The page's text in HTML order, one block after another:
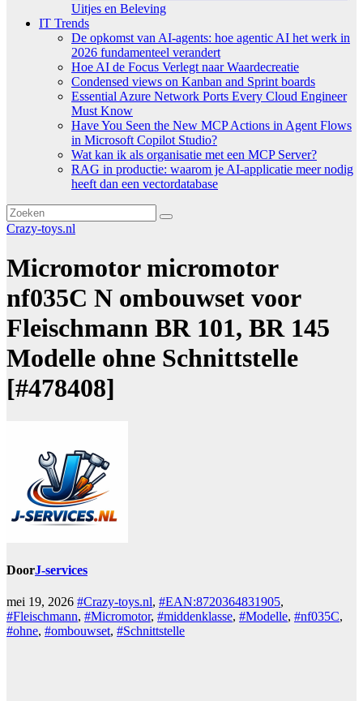
Uitjes en Beleving
IT Trends
De opkomst van AI-agents: hoe agentic AI het werk in
2026 fundamenteel verandert
Hoe AI de Focus Verlegt naar Waardecreatie
Condensed views on Kanban and Sprint boards
Essential Azure Network Ports Every Cloud Engineer
Must Know
Have You Seen the New MCP Actions in Agent Flows
in Microsoft Copilot Studio?
Wat kan ik als organisatie met een MCP Server?
RAG in productie: waarom je AI-applicatie meer nodig
heeft dan een vectordatabase
Crazy-toys.nl
Micromotor micromotor
nf035C N ombouwset voor
Fleischmann BR 101, BR 145
Modelle ohne Schnittstelle
[#478408]
DoorJ-services
mei 19, 2026 #Crazy-toys.nl, #EAN:8720364831905,
#Fleischmann, #Micromotor, #middenklasse, #Modelle, #nf035C,
#ohne, #ombouwset, #Schnittstelle